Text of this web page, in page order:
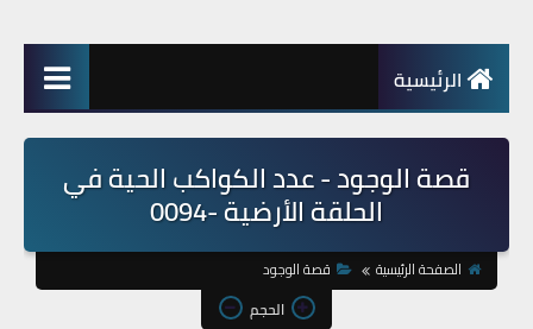
الرئيسية
قصة الوجود - عدد الكواكب الحية في
الحلقة الأرضية -0094
الصفحة الرئيسية
قصة الوجود
الحجم